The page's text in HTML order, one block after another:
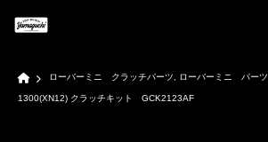
Home
ローバーミニ クラッチパーツ ローバーミニ パーツ
1300(XN12) クラッチキット GCK2123AF